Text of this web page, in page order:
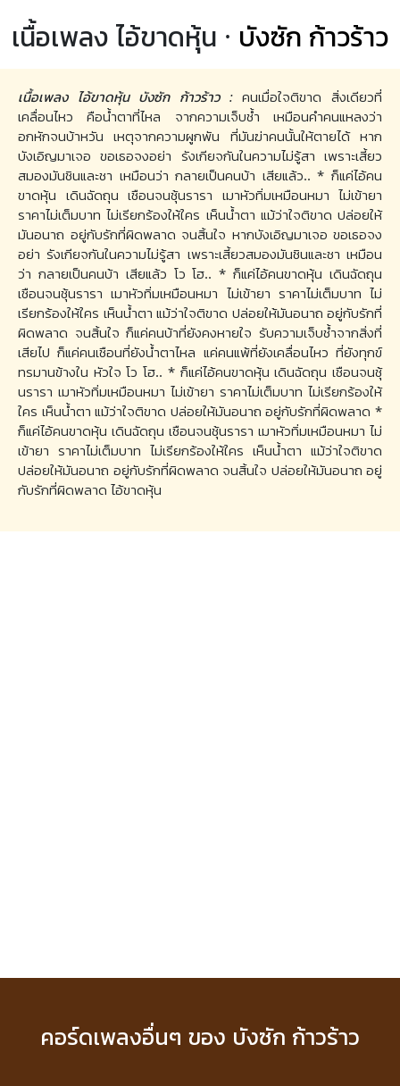
เนื้อเพลง ไอ้ขาดหุ้น · บังซัก ก้าวร้าว
เนื้อเพลง ไอ้ขาดหุ้น บังซัก ก้าวร้าว :คนเมื่อใจติขาด สิ่งเดียวที่
เคลื่อนไหว คือน้ำตาที่ไหล จากความเจ็บช้ำ เหมือนคำคนแหลงว่า
อกหักจนบ้าหวัน เหตุจากความผูกพัน ที่มันฆ่าคนนั้นให้ตายได้ หาก
บังเอิญมาเจอ ขอเธอจงอย่า รังเกียจกันในความไม่รู้สา เพราะเสี้ยว
สมองมันชินและชา เหมือนว่า กลายเป็นคนบ้า เสียแล้ว.. * ก็แค่ไอ้คน
ขาดหุ้น เดินฉัดถุน เชือนจนชุ้นรารา เมาหัวทิ่มเหมือนหมา ไม่เข้ายา
ราคาไม่เต็มบาท ไม่เรียกร้องให้ใคร เห็นน้ำตา แม้ว่าใจติขาด ปล่อยให้
มันอนาถ อยู่กับรักที่ผิดพลาด จนสิ้นใจ หากบังเอิญมาเจอ ขอเธอจง
อย่า รังเกียจกันในความไม่รู้สา เพราะเสี้ยวสมองมันชินและชา เหมือน
ว่า กลายเป็นคนบ้า เสียแล้ว โว โฮ.. * ก็แค่ไอ้คนขาดหุ้น เดินฉัดถุน
เชือนจนชุ้นรารา เมาหัวทิ่มเหมือนหมา ไม่เข้ายา ราคาไม่เต็มบาท ไม่
เรียกร้องให้ใคร เห็นน้ำตา แม้ว่าใจติขาด ปล่อยให้มันอนาถ อยู่กับรักที่
ผิดพลาด จนสิ้นใจ ก็แค่คนบ้าที่ยังคงหายใจ รับความเจ็บช้ำจากสิ่งที่
เสียไป ก็แค่คนเชือนที่ยังน้ำตาไหล แค่คนแพ้ที่ยังเคลื่อนไหว ที่ยังทุกข์
ทรมานข้างใน หัวใจ โว โฮ.. * ก็แค่ไอ้คนขาดหุ้น เดินฉัดถุน เชือนจนชุ้
นรารา เมาหัวทิ่มเหมือนหมา ไม่เข้ายา ราคาไม่เต็มบาท ไม่เรียกร้องให้
ใคร เห็นน้ำตา แม้ว่าใจติขาด ปล่อยให้มันอนาถ อยู่กับรักที่ผิดพลาด *
ก็แค่ไอ้คนขาดหุ้น เดินฉัดถุน เชือนจนชุ้นรารา เมาหัวทิ่มเหมือนหมา ไม่
เข้ายา ราคาไม่เต็มบาท ไม่เรียกร้องให้ใคร เห็นน้ำตา แม้ว่าใจติขาด
ปล่อยให้มันอนาถ อยู่กับรักที่ผิดพลาด จนสิ้นใจ ปล่อยให้มันอนาถ อยู่
กับรักที่ผิดพลาด ไอ้ขาดหุ้น
คอร์ดเพลงอื่นๆ ของ บังซัก ก้าวร้าว